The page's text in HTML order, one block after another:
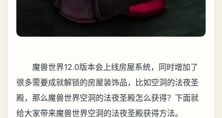
魔兽世界12.0版本会上线房屋系统，同时增加了
很多需要成就解锁的房屋装饰品，比如空洞的法夜圣
殿，那么魔兽世界空洞的法夜圣殿怎么获得？下面就
给大家带来魔兽世界空洞的法夜圣殿获得方法。